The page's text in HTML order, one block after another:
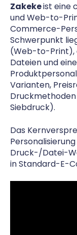
Zakekeist eine
und Web-to-
Commerce-
Schwerpunkt
(Web-to-Print),
Dateien und
Varianten,
Druckmethoden
Siebdruck).
Das
Druck-/Datei-
in Standard-E-